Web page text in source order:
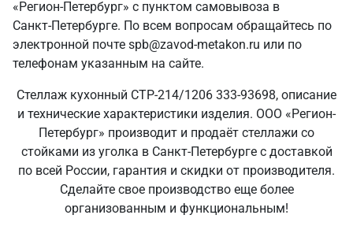
«Регион-Петербург» с пунктом самовывоза в
Санкт‑Петербурге. По всем вопросам обращайтесь по
электронной почте spb@zavod-metakon.ru или по
телефонам указанным на сайте.
Стеллаж кухонный СТР-214/1206 333-93698, описание
и технические характеристики изделия. ООО «Регион-
Петербург» производит и продаёт стеллажи со
стойками из уголка в Санкт‑Петербурге с доставкой
по всей России, гарантия и скидки от производителя.
Сделайте свое производство еще более
организованным и функциональным!